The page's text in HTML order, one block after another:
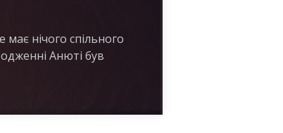
має нічого спільного
Анюті був